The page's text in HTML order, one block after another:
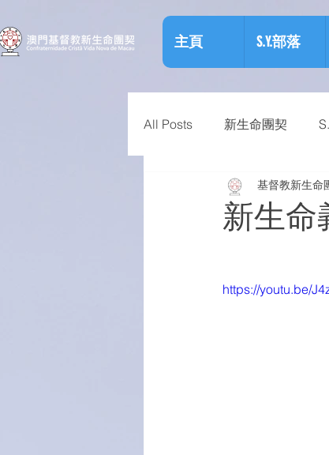
主頁 S.Y.部落
All Posts 新生命團契
預防物質濫
新生命
基督教新生命
https://youtu.be/